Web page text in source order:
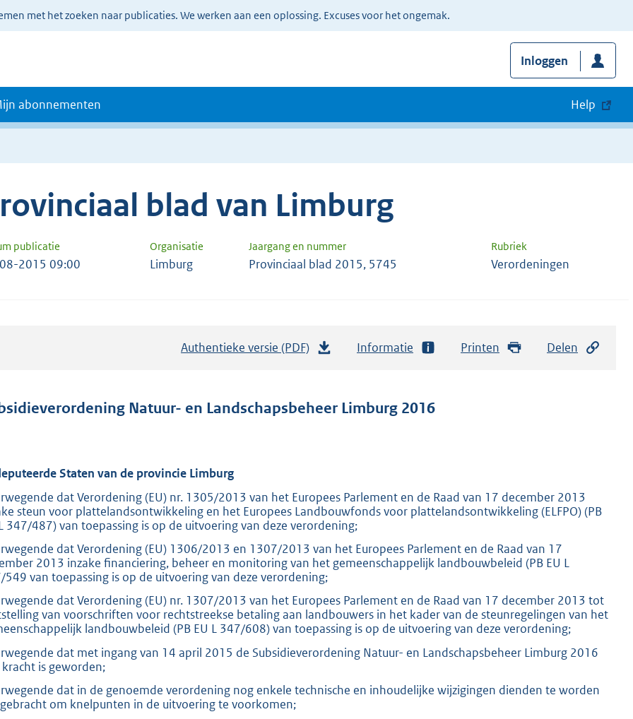
met het zoeken naar publicaties. We werken aan een oplossing. Excuses voor het ongemak.
Inloggen
abonnementen Help
blad van Limburg
publicatie Organisatie Jaargang en nummer Rubriek
2015 09:00 Limburg Provinciaal blad 2015, 5745 Verordeningen
Authentieke versie (PDF)
t
g
r
o
t
t
e
:
1
7
Informatie Printen Delen
Natuur- en Landschapsbeheer Limburg 2016
Staten van de provincie Limburg
dat Verordening (EU) nr. 1305/2013 van het Europees Parlement en de Raad van 17 december 2013
steun voor plattelandsontwikkeling en het Europees Landbouwfonds voor plattelandsontwikkeling (ELFPO) (PB
347/487) van toepassing is op de uitvoering van deze verordening;
dat Verordening (EU) 1306/2013 en 1307/2013 van het Europees Parlement en de Raad van 17
2013 inzake financiering, beheer en monitoring van het gemeenschappelijk landbouwbeleid (PB EU L
549 van toepassing is op de uitvoering van deze verordening;
dat Verordening (EU) nr. 1307/2013 van het Europees Parlement en de Raad van 17 december 2013 tot
van voorschriften voor rechtstreekse betaling aan landbouwers in het kader van de steunregelingen van het
landbouwbeleid (PB EU L 347/608) van toepassing is op de uitvoering van deze verordening;
dat met ingang van 14 april 2015 de Subsidieverordening Natuur- en Landschapsbeheer Limburg 2016
is geworden;
dat in de genoemde verordening nog enkele technische en inhoudelijke wijzigingen dienden te worden
om knelpunten in de uitvoering te voorkomen;